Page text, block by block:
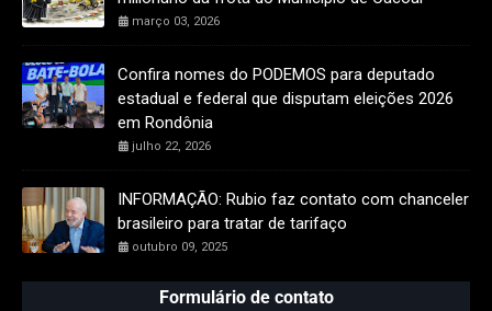
março 03, 2026
Confira nomes do PODEMOS para deputado
estadual e federal que disputam eleições 2026
em Rondônia
julho 22, 2026
INFORMAÇÃO: Rubio faz contato com chanceler
brasileiro para tratar de tarifaço
outubro 09, 2025
Formulário de contato